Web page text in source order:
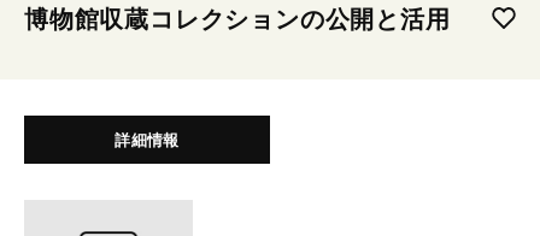
博物館収蔵コレクションの公開と活用
詳細情報